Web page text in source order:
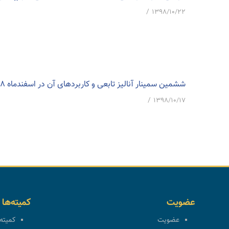
۱۳۹۸/۱۰/۲۲ /
ششمین سمینار آنالیز تابعی و کاربردهای آن در اسفندماه 1398 برگزار خواهد شد.
۱۳۹۸/۱۰/۱۷ /
عضویت
عضویت
کمیته‌ها